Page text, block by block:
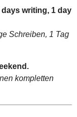
writing, 1 day
Schreiben, 1 Tag
kompletten